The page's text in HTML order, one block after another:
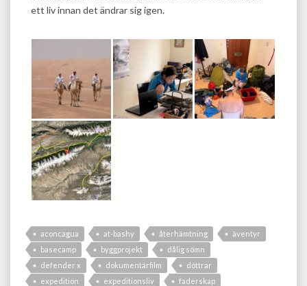
ett liv innan det ändrar sig igen.
aconcagua at-bashy återhämtning
äventyr
basecamp
byggprojekt
dålig sömn
defender x
dokumentärfilm
döttrar
expedition
expeditionsliv
faderskap